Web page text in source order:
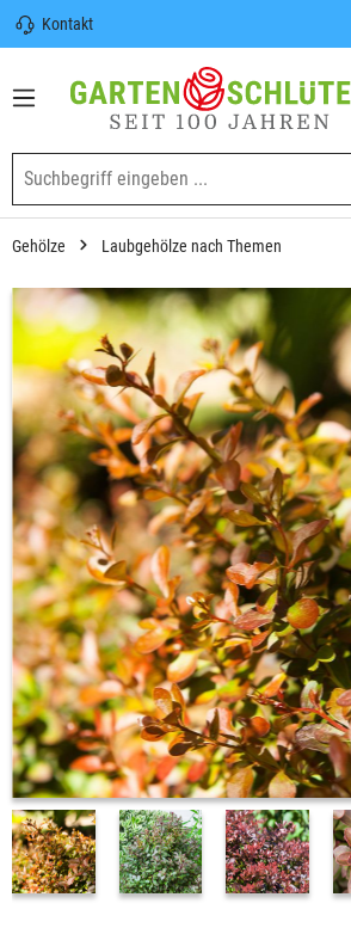
springen
Kontakt
Sicherer Versand | Versandkostenfrei
(DE) ab 100€
Garten-Schlüter Anwachsgarantie
Gehölze Laubgehölze nach Themen